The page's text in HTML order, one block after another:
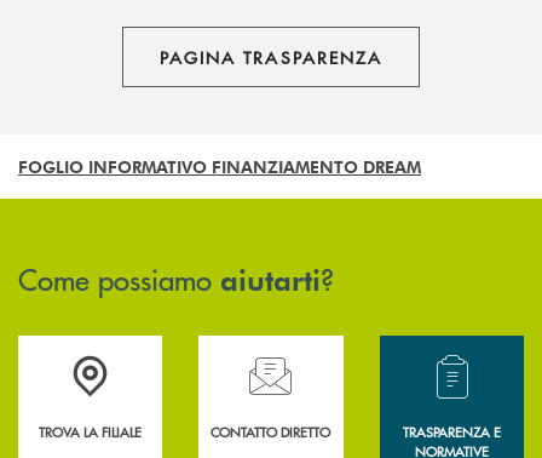
PAGINA TRASPARENZA
FOGLIO INFORMATIVO FINANZIAMENTO DREAM
Come possiamo aiutarti?
Accedi all' elenco completo delle filiali .
TROVA LA FILIALE
Hai bisogno di assistenza immediata?
CONTATTO DIRETTO
Hai bisogno di
TRASPARENZA E
NORMATIVE